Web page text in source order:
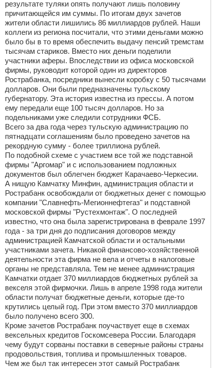
результате туляки опять получают лишь половину
причитающейся им суммы. По итогам двух зачетов
жители области лишились 86 миллиардов рублей. Наши
коллеги из региона посчитали, что этими деньгами можно
было бы в то время обеспечить выдачу пенсий тремстам
тысячам стариков. Вместо них деньги поделили
участники аферы. Впоследствии из офиса московской
фирмы, руководит которой один из директоров
Рострабанка, посредники вынесли коробку с 50 тысячами
долларов. Они были предназначены тульскому
губернатору. Эта история известна из прессы. А потом
ему передали еще 100 тысяч долларов. Но за
подельниками уже следили сотрудники ФСБ.
Всего за два года через тульскую администрацию по
пятнадцати соглашениям было проведено зачетов на
рекордную сумму - более триллиона рублей.
По подобной схеме с участием все той же подставной
фирмы "Аргомар" и с использованием подложных
документов был облегчен бюджет Карачаево-Черкесии.
А нищую Камчатку Минфин, администрация области и
Рострабанк освобождали от бюджетных денег с помощью
компании "Славнефть-Мегионнефтегаз" и подставной
московской фирмы "Рустехмонтаж". О последней
известно, что она была зарегистрирована в феврале 1997
года - за три дня до подписания договоров между
администрацией Камчатской области и остальными
участниками зачета. Никакой финансово-хозяйственной
деятельности эта фирма не вела и отчеты в налоговые
органы не представляла. Тем не менее администрация
Камчатки отдает 370 миллиардов бюджетных рублей за
векселя этой фирмочки. Лишь в апреле 1998 года жители
области получат бюджетные деньги, которые где-то
крутились целый год. При этом вместо 370 миллиардов
было получено всего 300.
Кроме зачетов Рострабанк поучаствует еще в схемах
вексельных кредитов Госкомсевера России. Благодаря
чему будут сорваны поставки в северные районы страны
продовольствия, топлива и промышленных товаров.
Чем же был так интересен этот самый Рострабанк